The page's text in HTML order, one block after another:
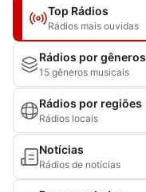
Top Rádios
Rádios mais ouvidas
Rádios por gêneros
15 gêneros musicais
Rádios por regiões
Rádios locais
Notícias
Rádios de notícias